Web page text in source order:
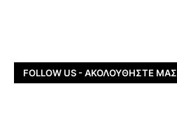
FOLLOW US - ΑΚΟΛΟΥΘΉΣΤΕ ΜΑΣ